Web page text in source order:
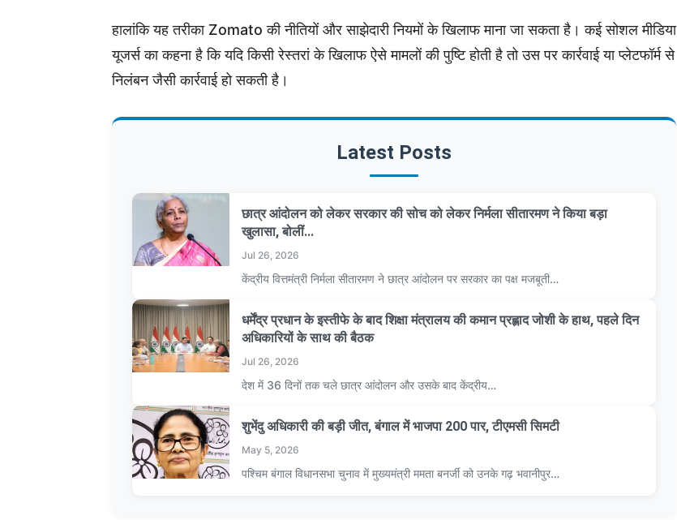
हालांकि यह तरीका Zomato की नीतियों और साझेदारी नियमों के खिलाफ माना जा सकता है। कई सोशल मीडिया
यूजर्स का कहना है कि यदि किसी रेस्तरां के खिलाफ ऐसे मामलों की पुष्टि होती है तो उस पर कार्रवाई या प्लेटफॉर्म से
निलंबन जैसी कार्रवाई हो सकती है।
Latest Posts
छात्र आंदोलन को लेकर सरकार की सोच को लेकर निर्मला सीतारमण ने किया बड़ा
खुलासा, बोलीं...
Jul 26, 2026
केंद्रीय वित्तमंत्री निर्मला सीतारमण ने छात्र आंदोलन पर सरकार का पक्ष मजबूती…
धर्मेंद्र प्रधान के इस्तीफे के बाद शिक्षा मंत्रालय की कमान प्रह्लाद जोशी के हाथ, पहले दिन
अधिकारियों के साथ की बैठक
Jul 26, 2026
देश में 36 दिनों तक चले छात्र आंदोलन और उसके बाद केंद्रीय…
शुभेंदु अधिकारी की बड़ी जीत, बंगाल में भाजपा 200 पार, टीएमसी सिमटी
May 5, 2026
पश्चिम बंगाल विधानसभा चुनाव में मुख्यमंत्री ममता बनर्जी को उनके गढ़ भवानीपुर…